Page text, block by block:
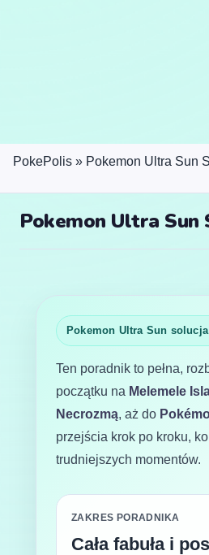
PokePolis » Pokemon Ultra Sun
Pokemon Ultra Sun
Pokemon Ultra Sun
Ten poradnik to pełna,
początku na Melemele
Necrozmą, aż do
przejścia krok po kroku,
trudniejszych momentów.
ZAKRES PORADNIKA
Cała fabuła i